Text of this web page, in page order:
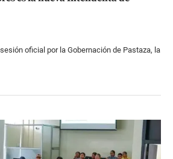
oficial por la Gobernación de Pastaza, la